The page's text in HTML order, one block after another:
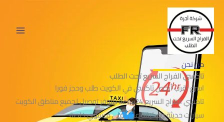
تخطي
المحتوى
من نحن
تاكسي الفراج السريع تحت الطلب
اسرع أقرب أرخص تاكسي في الكويت طلب وحجز فورا
تاكسي الفراج السريع 24ساعة متوفر توصيل لجميع مناطق الكويت
سيارات حديثة ومكيفة علي أعلي مستوي خاصة